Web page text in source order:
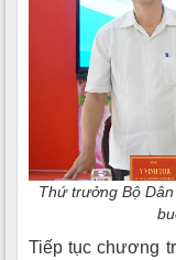
Thứ trưởng Bộ
Tiếp tục chương